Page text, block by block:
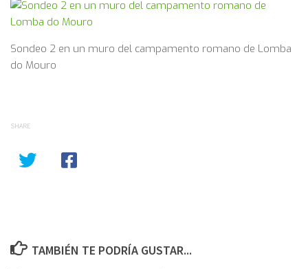
Sondeo 2 en un muro del campamento romano de Lomba
do Mouro
SHARE
TAMBIÉN TE PODRÍA GUSTAR...